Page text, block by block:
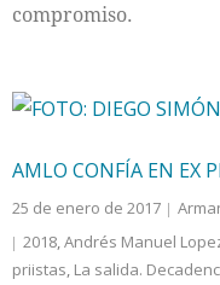
compromiso.
AMLO CONFÍA EN EX
25 de enero de 2017
2018,Andrés Manuel
priistas, La salida.